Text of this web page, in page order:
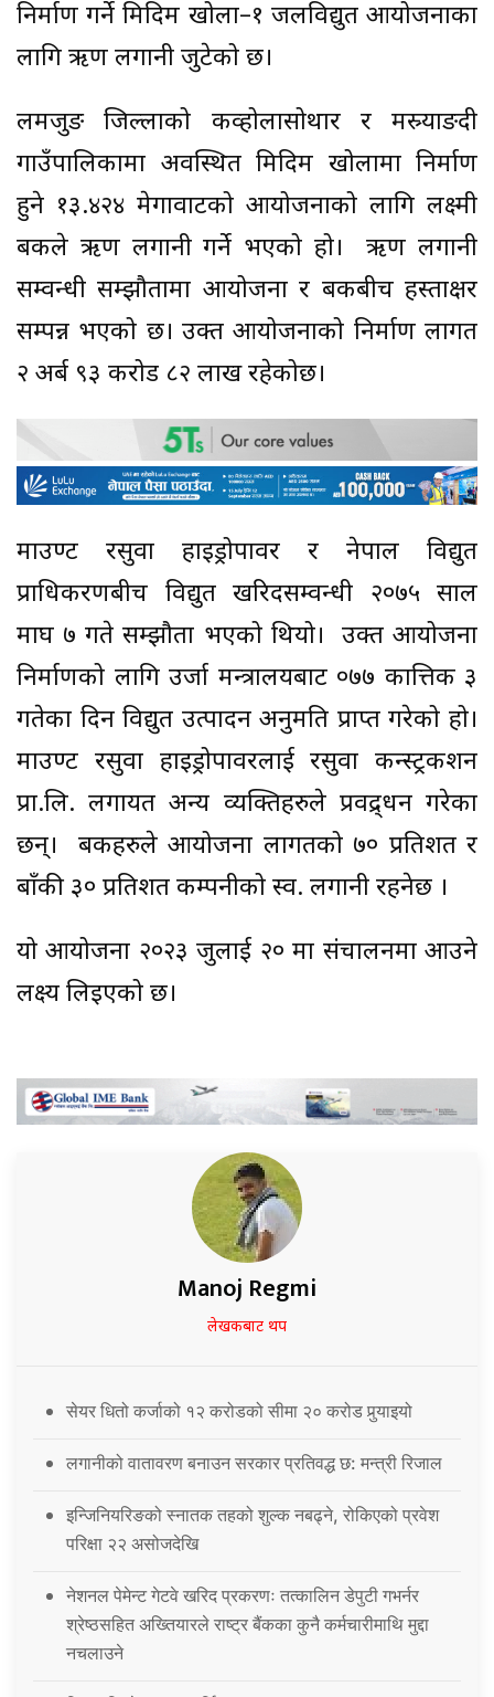
निर्माण गर्ने मिदिम खोला–१ जलविद्युत आयोजनाका
लागि ऋण लगानी जुटेको छ।
लमजुङ जिल्लाको कव्होलासोथार र मस्र्याङदी
गाउँपालिकामा अवस्थित मिदिम खोलामा निर्माण
हुने १३.४२४ मेगावाटको आयोजनाको लागि लक्ष्मी
बैंकले ऋण लगानी गर्ने भएको हो। ऋण लगानी
सम्वन्धी सम्झौतामा आयोजना र बैंकबीच हस्ताक्षर
सम्पन्न भएको छ। उक्त आयोजनाको निर्माण लागत
२ अर्ब ९३ करोड ८२ लाख रहेकोछ।
माउण्ट रसुवा हाइड्रोपावर र नेपाल विद्युत
प्राधिकरणबीच विद्युत खरिदसम्वन्धी २०७५ साल
माघ ७ गते सम्झौता भएको थियो। उक्त आयोजना
निर्माणको लागि उर्जा मन्त्रालयबाट ०७७ कात्तिक ३
गतेका दिन विद्युत उत्पादन अनुमति प्राप्त गरेको हो।
माउण्ट रसुवा हाइड्रोपावरलाई रसुवा कन्स्ट्रकशन
प्रा.लि. लगायत अन्य व्यक्तिहरुले प्रवद्र्धन गरेका
छन्। बैंकहरुले आयोजना लागतको ७० प्रतिशत र
बाँकी ३० प्रतिशत कम्पनीको स्व. लगानी रहनेछ ।
यो आयोजना २०२३ जुलाई २० मा संचालनमा आउने
लक्ष्य लिइएको छ।
Manoj Regmi
लेखकबाट थप
सेयर धितो कर्जाको १२ करोडको सीमा २० करोड पुर्‍याइयो
लगानीको वातावरण बनाउन सरकार प्रतिवद्ध छ: मन्त्री रिजाल
इन्जिनियरिङको स्नातक तहको शुल्क नबढ्ने, रोकिएको प्रवेश
परिक्षा २२ असोजदेखि
नेशनल पेमेन्ट गेटवे खरिद प्रकरणः तत्कालिन डेपुटी गभर्नर
श्रेष्ठसहित अख्तियारले राष्ट्र बैंकका कुनै कर्मचारीमाथि मुद्दा
नचलाउने